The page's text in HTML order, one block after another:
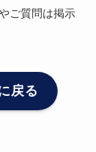
ご質問は掲示
戻る